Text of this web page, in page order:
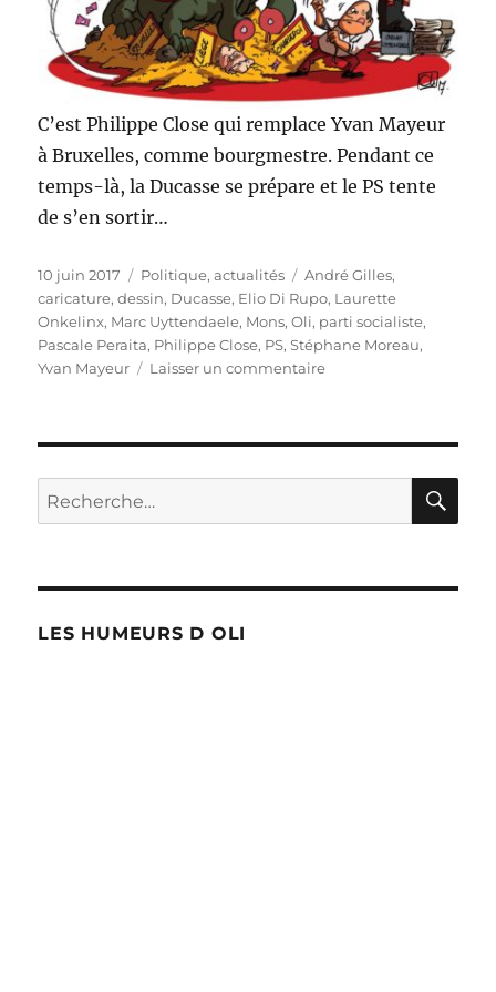
C’est Philippe Close qui remplace Yvan Mayeur
à Bruxelles, comme bourgmestre. Pendant ce
temps-là, la Ducasse se prépare et le PS tente
de s’en sortir…
Publié
le
10 juin 2017 Catégories
Politique, actualités Étiquettes
André Gilles,
caricature,dessin, Ducasse, Elio Di Rupo, Laurette
Onkelinx, Marc Uyttendaele, Mons,Oli, parti socialiste,
Pascale Peraita, Philippe Close, PS,Stéphane Moreau,
Yvan Mayeur
Laisser un commentairesur
Mayeur
Bruxelles
Recherche
pour :
LES HUMEURS D OLI